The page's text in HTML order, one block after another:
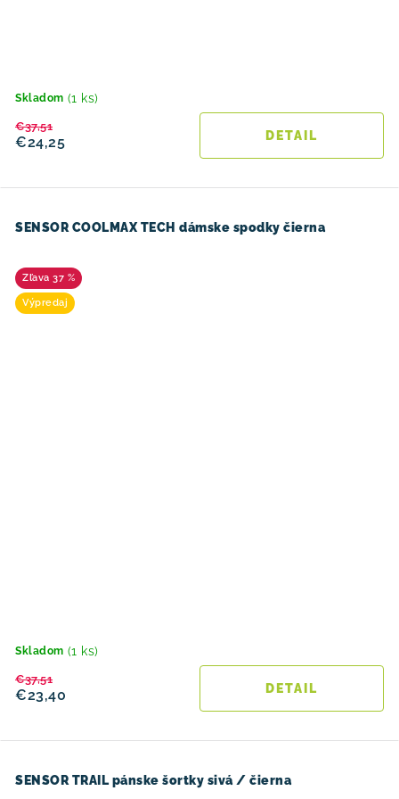
Skladom (1 ks)
€24,25
€37,51
DETAIL
SENSOR COOLMAX TECH dámske spodky čierna
37 %
Výpredaj
Skladom (1 ks)
€23,40
€37,51
DETAIL
SENSOR TRAIL pánske šortky sivá / čierna